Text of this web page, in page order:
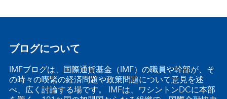
ブログについて
IMFブログは、国際通貨基金（IMF）の職員や幹部が、そ
の時々の喫緊の経済問題や政策問題について意見を述
べ、広く討論する場です。 IMFは、ワシントンDCに本部